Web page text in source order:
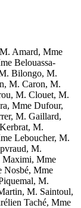
Amard, Mme
Belouassa-
Bilongo, M.
M. Caron, M.
M. Clouet, M.
Mme Dufour,
M. Gaillard,
M.
Leboucher, M.
M.
Maximi, Mme
Nosbé, Mme
M.
M. Saintoul,
Taché, Mme